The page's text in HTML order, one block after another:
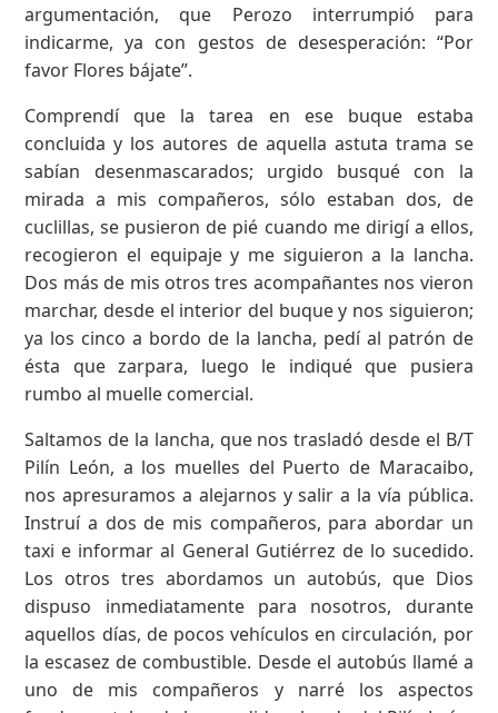
argumentación, que Perozo interrumpió para
indicarme, ya con gestos de desesperación: “Por
favor Flores bájate”.
Comprendí que la tarea en ese buque estaba
concluida y los autores de aquella astuta trama se
sabían desenmascarados; urgido busqué con la
mirada a mis compañeros, sólo estaban dos, de
cuclillas, se pusieron de pié cuando me dirigí a ellos,
recogieron el equipaje y me siguieron a la lancha.
Dos más de mis otros tres acompañantes nos vieron
marchar, desde el interior del buque y nos siguieron;
ya los cinco a bordo de la lancha, pedí al patrón de
ésta que zarpara, luego le indiqué que pusiera
rumbo al muelle comercial.
Saltamos de la lancha, que nos trasladó desde el B/T
Pilín León, a los muelles del Puerto de Maracaibo,
nos apresuramos a alejarnos y salir a la vía pública.
Instruí a dos de mis compañeros, para abordar un
taxi e informar al General Gutiérrez de lo sucedido.
Los otros tres abordamos un autobús, que Dios
dispuso inmediatamente para nosotros, durante
aquellos días, de pocos vehículos en circulación, por
la escasez de combustible. Desde el autobús llamé a
uno de mis compañeros y narré los aspectos